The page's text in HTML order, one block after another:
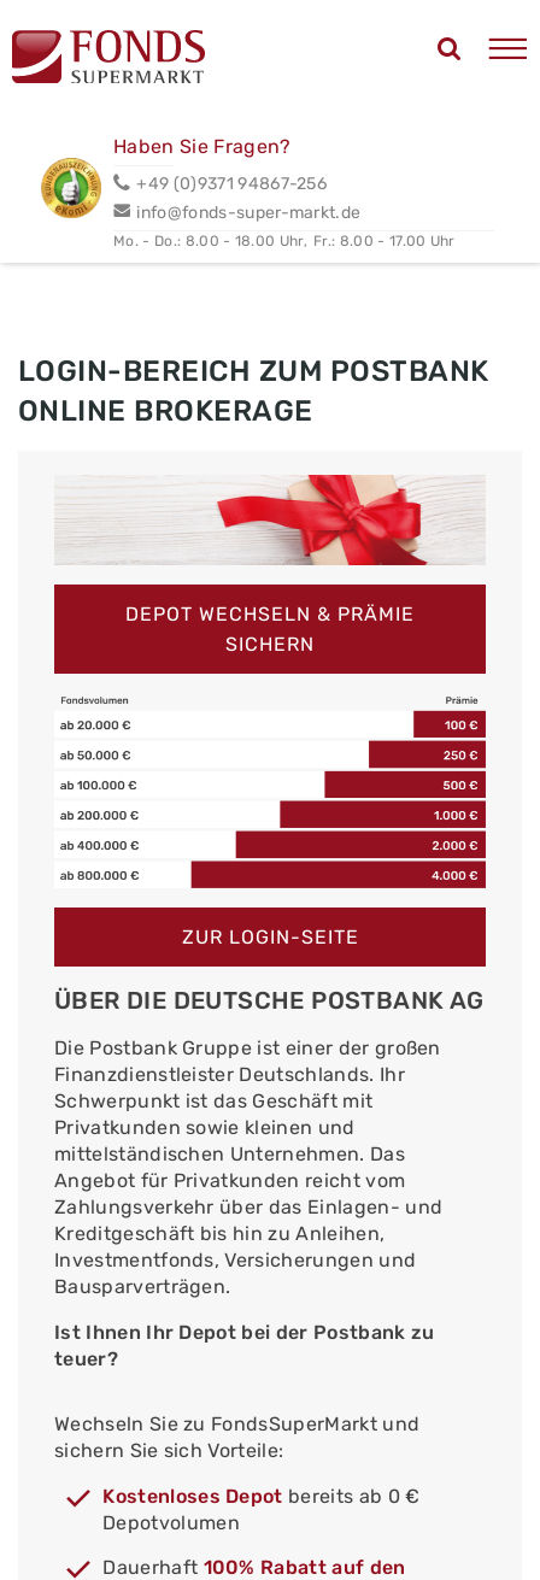
Haben Sie Fragen?
+49 (0)9371 94867-256
info@fonds-super-markt.de
Mo. - Do.: 8.00 - 18.00 Uhr, Fr.: 8.00 - 17.00 Uhr
LOGIN-BEREICH ZUM POSTBANK
ONLINE BROKERAGE
DEPOT WECHSELN & PRÄMIE
SICHERN
ZUR LOGIN-SEITE
ÜBER DIE DEUTSCHE POSTBANK AG
Die Postbank Gruppe ist einer der großen
Finanzdienstleister Deutschlands. Ihr
Schwerpunkt ist das Geschäft mit
Privatkunden sowie kleinen und
mittelständischen Unternehmen. Das
Angebot für Privatkunden reicht vom
Zahlungsverkehr über das Einlagen- und
Kreditgeschäft bis hin zu Anleihen,
Investmentfonds, Versicherungen und
Bausparverträgen.
Ist Ihnen Ihr Depot bei der Postbank zu
teuer?
Wechseln Sie zu FondsSuperMarkt und
sichern Sie sich Vorteile:
Kostenloses Depot bereits ab 0 €
Depotvolumen
Dauerhaft 100% Rabatt auf den